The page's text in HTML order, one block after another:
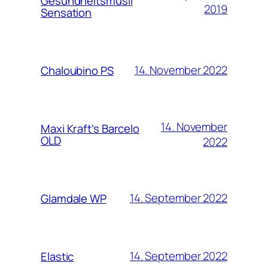
Sensation
2019
Chaloubino PS 14. November 2022
Maxi Kraft’s Barcelo
OLD
14. November
2022
Glamdale WP 14. September 2022
Elastic 14. September 2022